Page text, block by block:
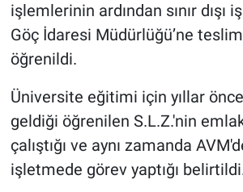
işlemlerinin ardından sınır dışı
Göç İdaresi Müdürlüğü’ne
öğrenildi.
Üniversite eğitimi için yıllar önce
geldiği öğrenilen S.L.Z.'nin
çalıştığı ve aynı zamanda
işletmede görev yaptığı